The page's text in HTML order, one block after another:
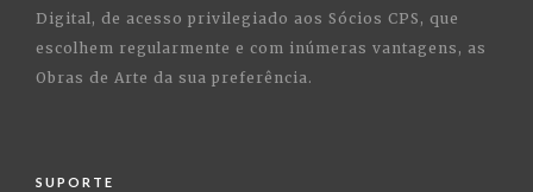
Digital, de acesso privilegiado aos Sócios CPS, que
escolhem regularmente e com inúmeras vantagens, as
Obras de Arte da sua preferência.
SUPORTE